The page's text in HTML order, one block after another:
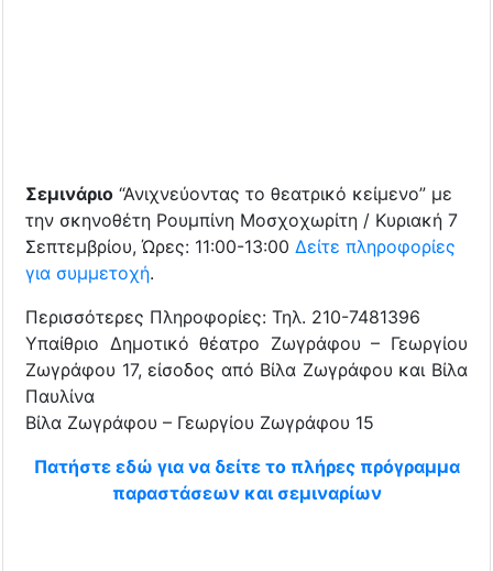
Σεμινάριο “Ανιχνεύοντας το θεατρικό κείμενο” με
την σκηνοθέτη Ρουμπίνη Μοσχοχωρίτη / Κυριακή 7
Σεπτεμβρίου, Ώρες: 11:00-13:00 Δείτε πληροφορίες
για συμμετοχή.
Περισσότερες Πληροφορίες: Τηλ. 210-7481396
Υπαίθριο Δημοτικό θέατρο Ζωγράφου – Γεωργίου
Ζωγράφου 17, είσοδος από Βίλα Ζωγράφου και Βίλα
Παυλίνα
Βίλα Ζωγράφου – Γεωργίου Ζωγράφου 15
Πατήστε εδώ για να δείτε το πλήρες πρόγραμμα
παραστάσεων και σεμιναρίων